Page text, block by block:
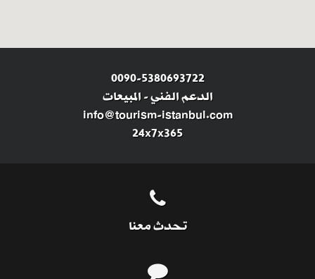
0090-5380693722
الدعم الفني-المبيعات
info@tourism-istanbul.com
24x7x365
تحدث معنا